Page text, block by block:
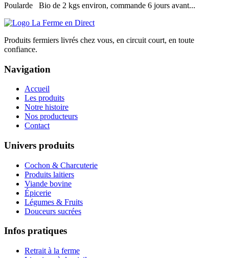
Poularde Bio de 2 kgs environ, commande 6 jours avant...
Produits fermiers livrés chez vous, en circuit court, en toute
confiance.
Navigation
Accueil
Les produits
Notre histoire
Nos producteurs
Contact
Univers produits
Cochon & Charcuterie
Produits laitiers
Viande bovine
Épicerie
Légumes & Fruits
Douceurs sucrées
Infos pratiques
Retrait à la ferme